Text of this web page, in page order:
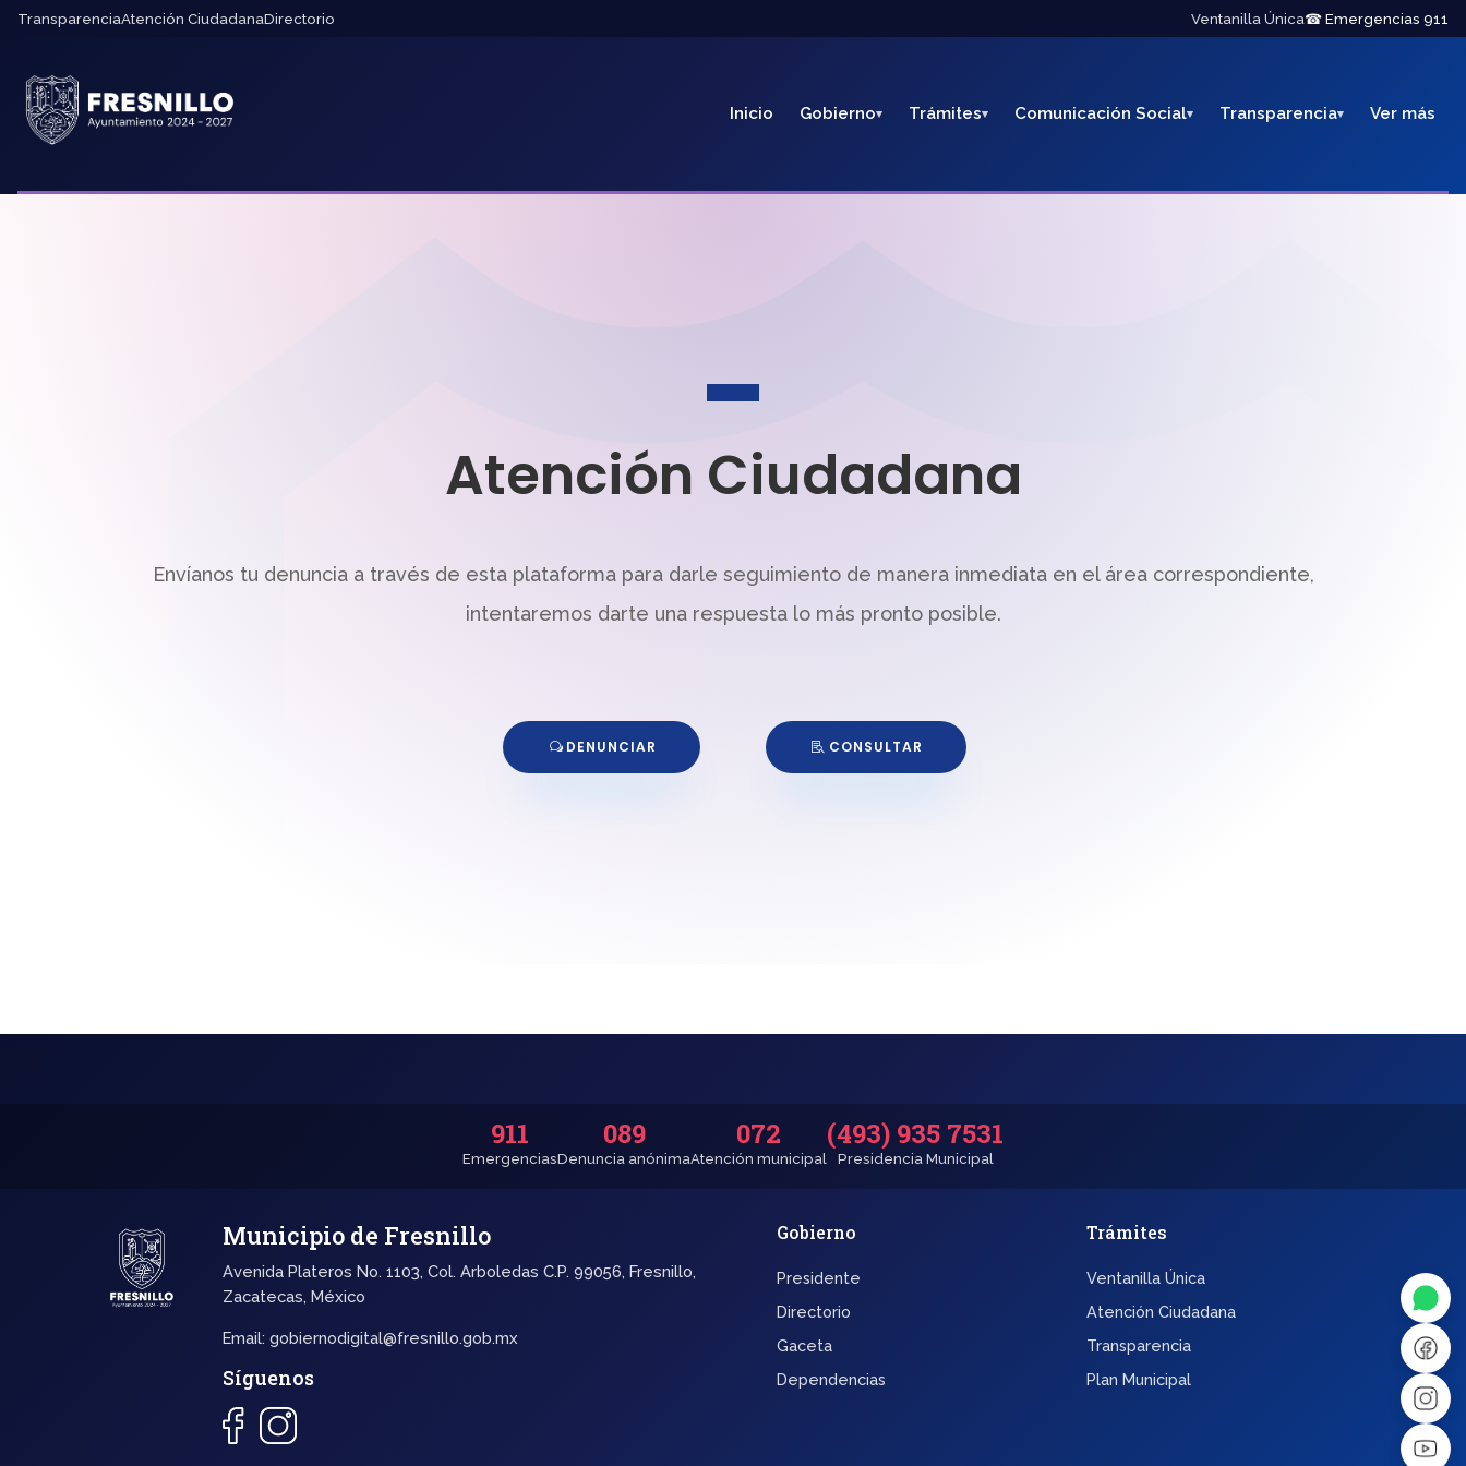
TransparenciaAtención CiudadanaDirectorio Ventanilla Única☎ Emergencias 911
Inicio Gobierno Trámites Comunicación Social Transparencia Ver más
Atención Ciudadana
Envíanos tu denuncia a través de esta plataforma para darle seguimiento de manera inmediata en el área correspondiente,
intentaremos darte una respuesta lo más pronto posible.
DENUNCIAR CONSULTAR
911
Emergencias
089
Denuncia anónima
072
Atención municipal
(493) 935 7531
Presidencia Municipal
Municipio de Fresnillo
Avenida Plateros No. 1103, Col. Arboledas C.P. 99056, Fresnillo,
Zacatecas, México
Email:gobiernodigital@fresnillo.gob.mx
Síguenos
Gobierno
Presidente
Directorio
Gaceta
Dependencias
Trámites
Ventanilla Única
Atención Ciudadana
Transparencia
Plan Municipal
↔
Dx